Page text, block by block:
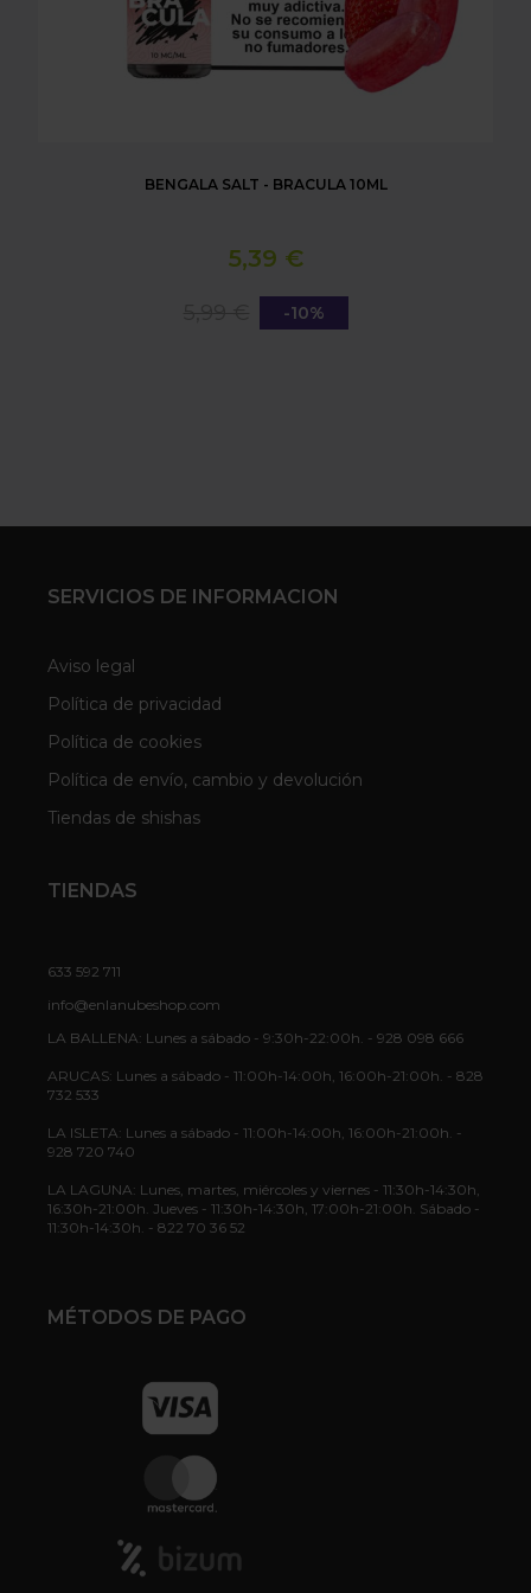
BENGALA SALT - BRACULA 10ML
5,39 €
-10%
SERVICIOS DE INFORMACION
Aviso legal
Política de privacidad
Política de cookies
Política de envío, cambio y devolución
Tiendas de shishas
TIENDAS
633 592 711
info@enlanubeshop.com
LA BALLENA: Lunes a sábado - 9:30h-22:00h. - 928 098 666
ARUCAS: Lunes a sábado - 11:00h-14:00h, 16:00h-21:00h. - 828
732 533
LA ISLETA: Lunes a sábado - 11:00h-14:00h, 16:00h-21:00h. -
928 720 740
LA LAGUNA: Lunes, martes, miércoles y viernes - 11:30h-14:30h,
16:30h-21:00h. Jueves - 11:30h-14:30h, 17:00h-21:00h. Sábado -
11:30h-14:30h. - 822 70 36 52
MÉTODOS DE PAGO